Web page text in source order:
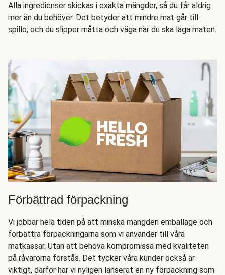
Alla ingredienser skickas i exakta mängder, så du får aldrig
mer än du behöver. Det betyder att mindre mat går till
spillo, och du slipper måtta och väga när du ska laga maten.
Förbättrad förpackning
Vi jobbar hela tiden på att minska mängden emballage och
förbättra förpackningarna som vi använder till våra
matkassar. Utan att behöva kompromissa med kvaliteten
på råvarorna förstås. Det tycker våra kunder också är
viktigt, därför har vi nyligen lanserat en ny förpackning som